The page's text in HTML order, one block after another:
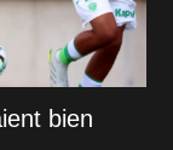
bien